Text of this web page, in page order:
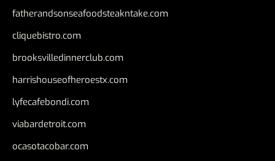
fatherandsonseafoodsteakntake.com
cliquebistro.com
brooksvilledinnerclub.com
harrishouseofheroestx.com
lyfecafebondi.com
viabardetroit.com
ocasotacobar.com